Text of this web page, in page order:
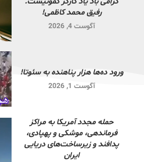
رفیق محمد کاظمی!
آگوست 4, 2026
ورود ده‌ها هزار پناهنده به سئوتا!
آگوست 1, 2026
حمله مجدد آمریکا به مراکز
فرماندهی، موشکی و پهپادی،
پدافند و زیرساخت‌های دریایی
ایران